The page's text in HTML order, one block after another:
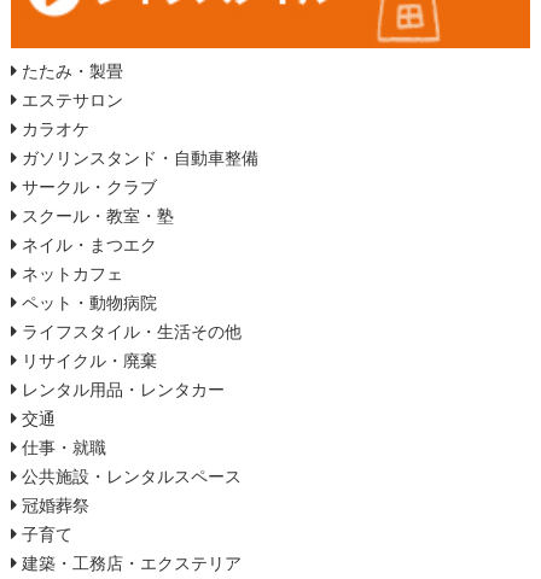
たたみ・製畳
エステサロン
カラオケ
ガソリンスタンド・自動車整備
サークル・クラブ
スクール・教室・塾
ネイル・まつエク
ネットカフェ
ペット・動物病院
ライフスタイル・生活その他
リサイクル・廃棄
レンタル用品・レンタカー
交通
仕事・就職
公共施設・レンタルスペース
冠婚葬祭
子育て
建築・工務店・エクステリア